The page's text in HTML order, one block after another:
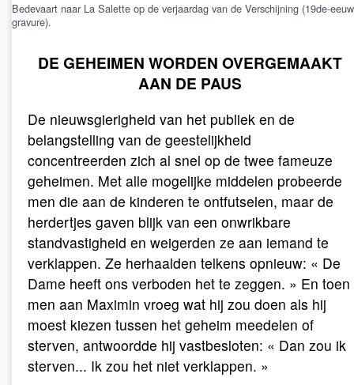
Bedevaart naar La Salette op de verjaardag van de Verschijning (19de-
gravure).
DE GEHEIMEN WORDEN OVERGEMAAKT
AAN DE PAUS
De nieuwsgierigheid van het publiek en de
belangstelling van de geestelijkheid
concentreerden zich al snel op de twee fameuze
geheimen. Met alle mogelijke middelen probeerde
men die aan de kinderen te ontfutselen, maar de
herdertjes gaven blijk van een onwrikbare
standvastigheid en weigerden ze aan iemand te
verklappen. Ze herhaalden telkens opnieuw: « De
Dame heeft ons verboden het te zeggen. » En toen
men aan Maximin vroeg wat hij zou doen als hij
moest kiezen tussen het geheim meedelen of
sterven, antwoordde hij vastbesloten: « Dan zou ik
sterven... Ik zou het niet verklappen. »